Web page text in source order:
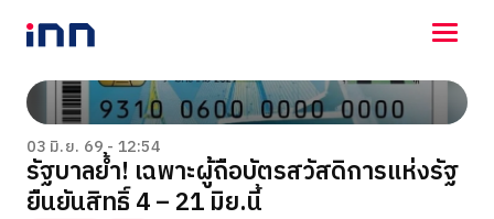
NEWS
ENTERTAINMENT
LIFESTYLE
HOROSCOPE
03 มิ.ย. 69 - 12:54
รัฐบาลย้ำ! เฉพาะผู้ถือบัตรสวัสดิการแห่งรัฐ
ยืนยันสิทธิ์ 4 – 21 มิย.นี้